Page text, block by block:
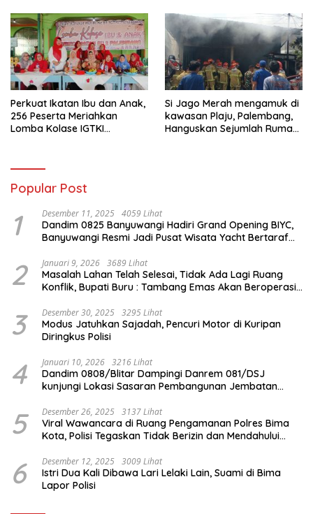
Perkuat Ikatan Ibu dan Anak,
256 Peserta Meriahkan
Lomba Kolase IGTKI
Si Jago Merah mengamuk di
kawasan Plaju, Palembang,
Hanguskan Sejumlah Rumah
Popular Post
1 Desember 11, 2025 4059 Lihat
Dandim 0825 Banyuwangi Hadiri Grand Opening BIYC,
Banyuwangi Resmi Jadi Pusat Wisata Yacht Bertaraf
2 Januari 9, 2026 3689 Lihat
Masalah Lahan Telah Selesai, Tidak Ada Lagi Ruang
Konflik, Bupati Buru : Tambang Emas Akan Beroperasi
3 Desember 30, 2025 3295 Lihat
Modus Jatuhkan Sajadah, Pencuri Motor di Kuripan
Diringkus Polisi
4 Januari 10, 2026 3216 Lihat
Dandim 0808/Blitar Dampingi Danrem 081/DSJ
kunjungi Lokasi Sasaran Pembangunan Jembatan
5 Desember 26, 2025 3137 Lihat
Viral Wawancara di Ruang Pengamanan Polres Bima
Kota, Polisi Tegaskan Tidak Berizin dan Mendahului
6 Desember 12, 2025 3009 Lihat
Istri Dua Kali Dibawa Lari Lelaki Lain, Suami di Bima
Lapor Polisi